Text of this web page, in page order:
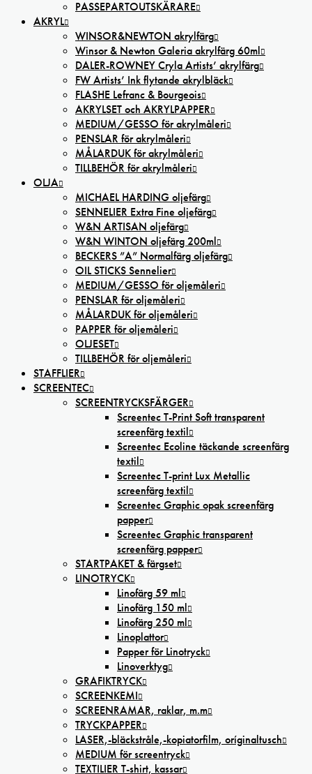
PASSEPARTOUTSKÄRARE
AKRYL
WINSOR&NEWTON akrylfärg
Winsor & Newton Galeria akrylfärg 60ml
DALER-ROWNEY Cryla Artists’ akrylfärg
FW Artists’ Ink flytande akrylbläck
FLASHE Lefranc & Bourgeois
AKRYLSET och AKRYLPAPPER
MEDIUM/GESSO för akrylmåleri
PENSLAR för akrylmåleri
MÅLARDUK för akrylmåleri
TILLBEHÖR för akrylmåleri
OLJA
MICHAEL HARDING oljefärg
SENNELIER Extra Fine oljefärg
W&N ARTISAN oljefärg
W&N WINTON oljefärg 200ml
BECKERS ”A” Normalfärg oljefärg
OIL STICKS Sennelier
MEDIUM/GESSO för oljemåleri
PENSLAR för oljemåleri
MÅLARDUK för oljemåleri
PAPPER för oljemåleri
OLJESET
TILLBEHÖR för oljemåleri
STAFFLIER
SCREENTEC
SCREENTRYCKSFÄRGER
Screentec T-Print Soft transparent
screenfärg textil
Screentec Ecoline täckande screenfärg
textil
Screentec T-print Lux Metallic
screenfärg textil
Screentec Graphic opak screenfärg
papper
Screentec Graphic transparent
screenfärg papper
STARTPAKET & färgset
LINOTRYCK
Linofärg 59 ml
Linofärg 150 ml
Linofärg 250 ml
Linoplattor
Papper för Linotryck
Linoverktyg
GRAFIKTRYCK
SCREENKEMI
SCREENRAMAR, raklar, m.m
TRYCKPAPPER
LASER,-bläckstråle,-kopiatorfilm, oríginaltusch
MEDIUM för screentryck
TEXTILIER T-shirt, kassar